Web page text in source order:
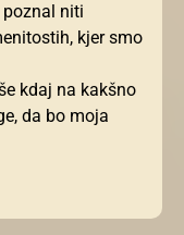
niti
kjer smo
kdaj na kakšno
da bo moja